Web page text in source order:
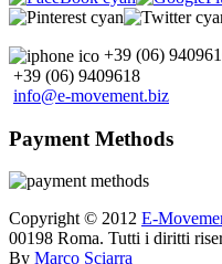
+39 (06)
+39 (06) 9409618
info@e-movement.biz
Payment Methods
Copyright © 2012 E-
00198 Roma. Tutti i diritti
By Marco Sciarra